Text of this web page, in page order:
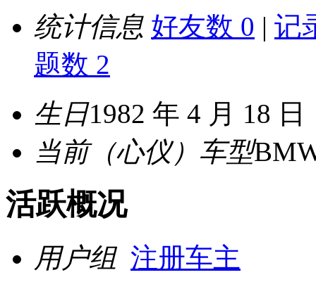
统计信息 好友数 0 | 记
题数 2
生日1982 年 4 月 18 日
当前（心仪）车型
活跃概况
用户组 注册车主